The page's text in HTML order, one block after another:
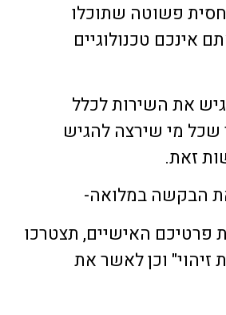
פשוטה שתוכלו
אינכם טכנולוגיים
את השירות לכלל
שכל מי שירצה להגיש
זאת.
הבקשה במלואה-
פרטיכם האישיים, תצטרכו
זיהוי" וכן לאשר את